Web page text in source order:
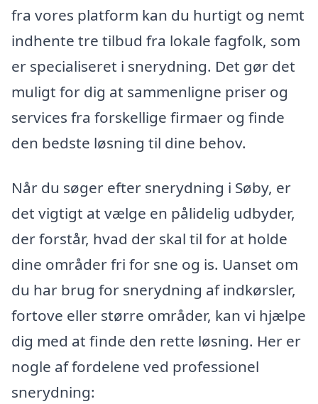
fra vores platform kan du hurtigt og nemt
indhente tre tilbud fra lokale fagfolk, som
er specialiseret i snerydning. Det gør det
muligt for dig at sammenligne priser og
services fra forskellige firmaer og finde
den bedste løsning til dine behov.
Når du søger efter snerydning i Søby, er
det vigtigt at vælge en pålidelig udbyder,
der forstår, hvad der skal til for at holde
dine områder fri for sne og is. Uanset om
du har brug for snerydning af indkørsler,
fortove eller større områder, kan vi hjælpe
dig med at finde den rette løsning. Her er
nogle af fordelene ved professionel
snerydning: